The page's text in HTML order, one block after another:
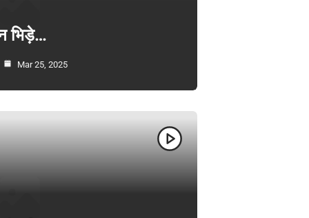
भिड़े…
Mar 25, 2025